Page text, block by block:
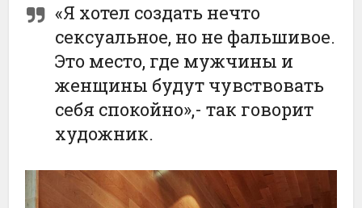
«Я хотел создать нечто
сексуальное, но не фальшивое.
Это место, где мужчины и
женщины будут чувствовать
себя спокойно»,- так говорит
художник.